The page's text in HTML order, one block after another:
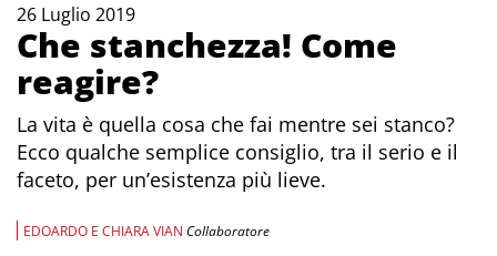
26 Luglio 2019
Che stanchezza! Come
reagire?
La vita è quella cosa che fai mentre sei stanco?
Ecco qualche semplice consiglio, tra il serio e il
faceto, per un’esistenza più lieve.
EDOARDO E CHIARA VIAN Collaboratore